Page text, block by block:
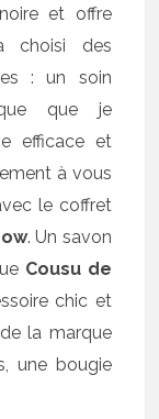
et offre
choisi des
: un soin
que je
efficace et
à vous
le coffret
. Un savon
Cousu de
chic et
la marque
une bougie